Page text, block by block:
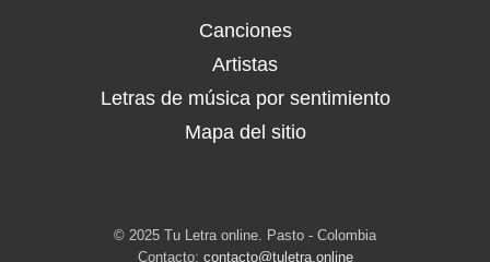
Canciones
Artistas
Letras de música por sentimiento
Mapa del sitio
© 2025 Tu Letra online. Pasto - Colombia
Contacto: contacto@tuletra.online